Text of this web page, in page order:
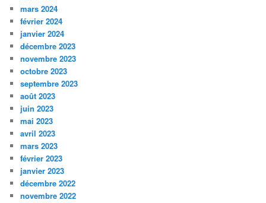
mars 2024
février 2024
janvier 2024
décembre 2023
novembre 2023
octobre 2023
septembre 2023
août 2023
juin 2023
mai 2023
avril 2023
mars 2023
février 2023
janvier 2023
décembre 2022
novembre 2022